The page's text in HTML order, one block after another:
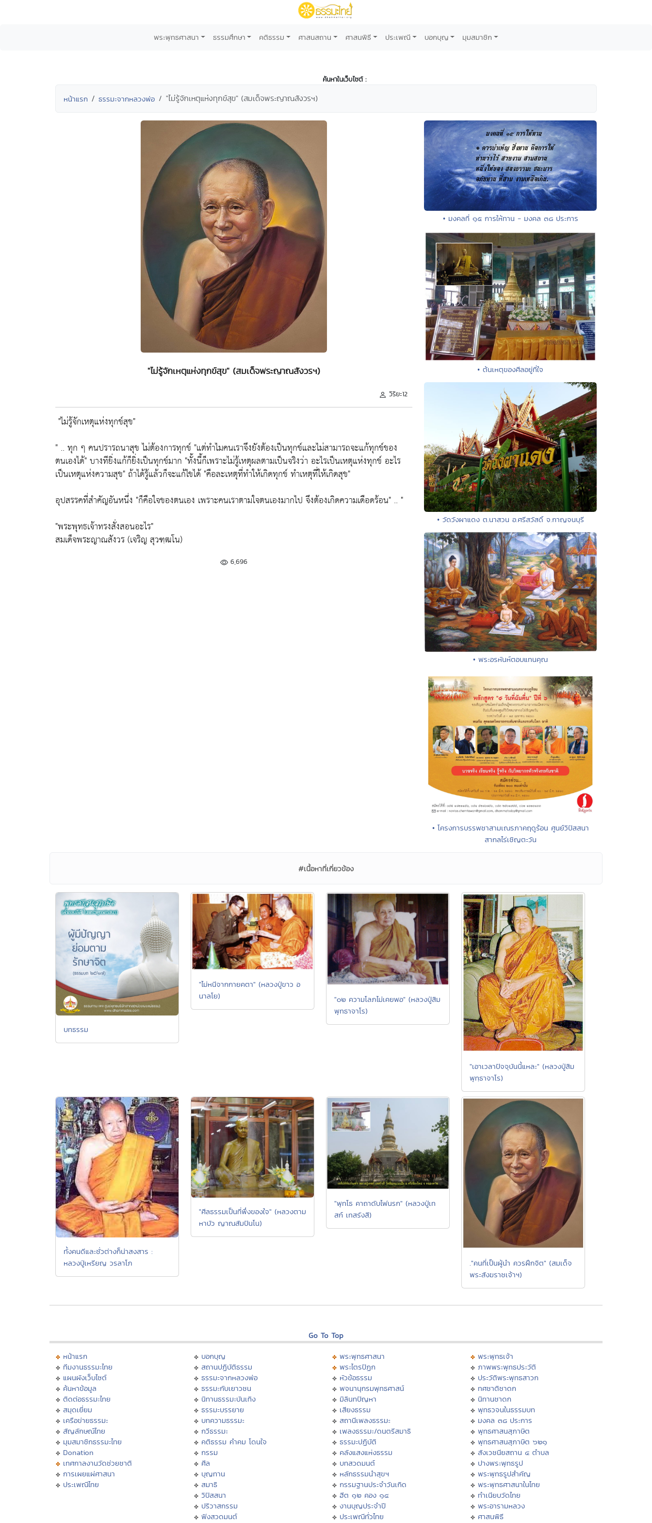
พระพุทธศาสนา ธรรมศึกษา คติธรรม ศาสนสถาน ศาสนพิธี ประเพณี บอกบุญ มุมสมาชิก
ค้นหาในเว็บไซต์ :
หน้าแรก ธรรมะจากหลวงพ่อ "ไม่รู้จักเหตุแห่งทุกข์สุข" (สมเด็จพระญาณสังวรฯ)
"ไม่รู้จักเหตุแห่งทุกข์สุข" (สมเด็จพระญาณสังวรฯ)
วิริยะ12
"ไม่รู้จักเหตุแห่งทุกข์สุข"
" .. ทุก ๆ คนปรารถนาสุข ไม่ต้องการทุกข์ "แต่ทำไมคนเราจึงยังต้องเป็นทุกข์และไม่สามารถจะแก้ทุกข์ของ
ตนเองได้"บางทียิ่งแก้ก็ยิ่งเป็นทุกข์มาก "ทั้งนี้ก็เพราะไม่รู้เหตุผลตามเป็นจริงว่า อะไรเป็นเหตุแห่งทุกข์ อะไร
เป็นเหตุแห่งความสุข"ถ้าได้รู้แล้วก็จะแก้ไขได้"คือละเหตุที่ทำให้เกิดทุกข์ ทำเหตุที่ให้เกิดสุข"
อุปสรรคที่สำคัญอันหนึ่ง "ก็คือใจของตนเอง เพราะคนเราตามใจตนเองมากไป จึงต้องเกิดความเดือดร้อน" .. "
"พระพุทธเจ้าทรงสั่งสอนอะไร"
สมเด็จพระญาณสังวร (เจริญ สุวฑฺฒโน)
6,696
• มงคลที่ ๑๕ การให้ทาน - มงคล ๓๘ ประการ
• ต้นเหตุของศีลอยู่ที่ใจ
• วัดวังผาแดง ต.นาสวน อ.ศรีสวัสดิ์ จ.กาญจนบุรี
• พระอรหันห์ตอบแทนคุณ
• โครงการบรรพชาสามเณรภาคฤดูร้อน ศูนย์วิปัสสนา
สากลไร่เชิญตะวัน
#เนื้อหาที่เกี่ยวข้อง
บทธรรม
"ไม่หนีจากกายคตา" (หลวงปู่ขาว อ
นาลโย)
"๐๒ ความโลภไม่เคยพอ" (หลวงปู่สิม
พุทธาจาโร)
"เอาเวลาปัจจุบันนี้แหละ" (หลวงปู่สิม
พุทฺธาจาโร)
ทั้งคนดีและชั่วต่างก็น่าสงสาร :
หลวงปู่เหรียญ วรลาโภ
"ศีลธรรมเป็นที่พึ่งของใจ" (หลวงตาม
หาบัว ญาณสัมปันโน)
"พุทโธ คาถาดับไฟนรก" (หลวงปู่เท
สก์ เทสรังสี)
."คนที่เป็นผู้นำ ควรฝึกจิต" (สมเด็จ
พระสังฆราชเจ้าฯ)
Go To Top
หน้าแรก
ทีมงานธรรมะไทย
แผนผังเว็บไซต์
ค้นหาข้อมูล
ติดต่อธรรมะไทย
สมุดเยี่ยม
เครือข่ายธรรมะ
สัญลักษณ์ไทย
มุมสมาชิกธรรมะไทย
Donation
เทศกาลงานวัดช่วยชาติ
การเผยแผ่ศาสนา
ประเพณีไทย
บอกบุญ
สถานปฏิบัติธรรม
ธรรมะจากหลวงพ่อ
ธรรมะกับเยาวชน
นิทานธรรมะบันเทิง
ธรรมะบรรยาย
บทความธรรมะ
กวีธรรมะ
คติธรรม คำคม โดนใจ
กรรม
ศีล
บุญทาน
สมาธิ
วิปัสสนา
ปริวาสกรรม
ฟังสวดมนต์
พระพุทธศาสนา
พระไตรปิฏก
หัวข้อธรรม
พจนานุกรมพุทธศาสน์
มิลินทปัญหา
เสียงธรรม
สถานีเพลงธรรมะ
เพลงธรรมะ/ดนตรีสมาธิ
ธรรมะปฏิบัติ
คลังแสงแห่งธรรม
บทสวดมนต์
หลักธรรมนำสุขฯ
กรรมฐานประจำวันเกิด
ฮีต ๑๒ คอง ๑๔
งานบุญประจำปี
ประเพณีทั่วไทย
พระพุทธเจ้า
ภาพพระพุทธประวัติ
ประวัติพระพุทธสาวก
ทศชาติชาดก
นิทานชาดก
พุทธวจนในธรรมบท
มงคล ๓๘ ประการ
พุทธศาสนสุภาษิต
พุทธศาสนสุภาษิต ๖๒๑
สังเวชนียสถาน ๔ ตำบล
ปางพระพุทธรูป
พระพุทธรูปสำคัญ
พระพุทธศาสนาในไทย
ทำเนียบวัดไทย
พระอารามหลวง
ศาสนพิธี